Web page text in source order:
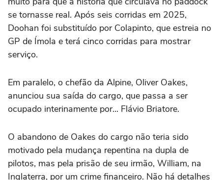
se tornasse real. Após seis corridas em 2025,
Doohan foi substituído por Colapinto, que estreia no
GP de Ímola e terá cinco corridas para mostrar
serviço.
Em paralelo, o chefão da Alpine, Oliver Oakes,
anunciou sua saída do cargo, que passa a ser
ocupado interinamente por... Flávio Briatore.
O abandono de Oakes do cargo não teria sido
motivado pela mudança repentina na dupla de
pilotos, mas pela prisão de seu irmão, William, na
Inglaterra, por um crime financeiro. Não há detalhes